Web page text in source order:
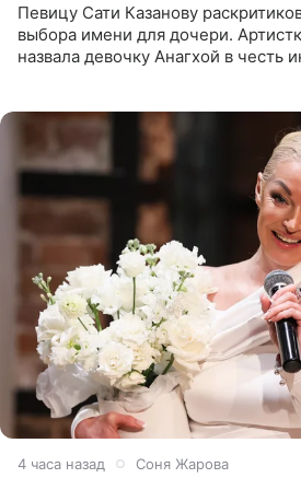
Певицу Сати Казанову
выбора имени для дочери.
назвала девочку Анагхой в честь
4 часа назад Соня Жарова